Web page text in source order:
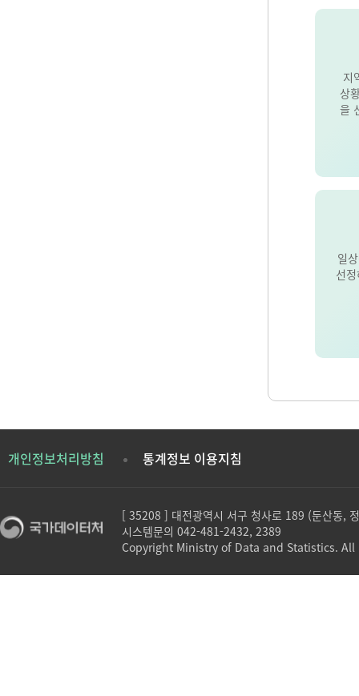
지
상
을
일
선
개인정보처리방침 통계정보 이용지침
[ 35208 ] 대전광역시 서구 청사로 189 (둔산동,
시스템문의 042-481-2432, 2389
Copyright Ministry of Data and Statistics.